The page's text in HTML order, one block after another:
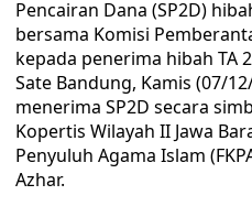
Pencairan Dana (SP2D)
bersama Komisi
kepada penerima hibah TA
Sate Bandung, Kamis (07/
menerima SP2D secara
Kopertis Wilayah II Jawa
Penyuluh Agama Islam
Azhar.